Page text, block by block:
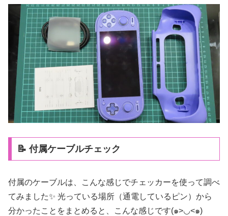
📝 付属ケーブルチェック
付属のケーブルは、こんな感じでチェッカーを使って調べ
てみました✨ 光っている場所（通電しているピン）から
分かったことをまとめると、こんな感じです(๑>◡<๑)